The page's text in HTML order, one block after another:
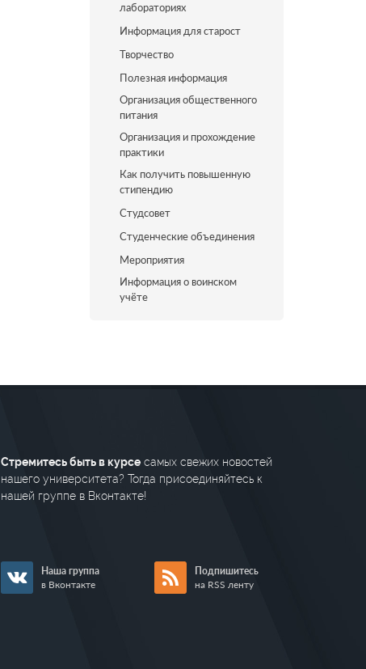
лабораториях
Информация для старост
Творчество
Полезная информация
Организация общественного
питания
Организация и прохождение
практики
Как получить повышенную
стипендию
Студсовет
Студенческие объединения
Мероприятия
Информация о воинском
учёте
Стремитесь быть в курсе самых свежих новостей
нашего университета? Тогда присоединяйтесь к
нашей группе в Вконтакте!
Наша группа
в Вконтакте
Подпишитесь
на RSS ленту